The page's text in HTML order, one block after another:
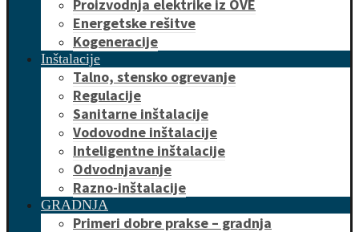
Proizvodnja elektrike iz OVE
Energetske rešitve
Kogeneracije
Inštalacije
Talno, stensko ogrevanje
Regulacije
Sanitarne inštalacije
Vodovodne inštalacije
Inteligentne inštalacije
Odvodnjavanje
Razno-inštalacije
GRADNJA
Primeri dobre prakse – gradnja